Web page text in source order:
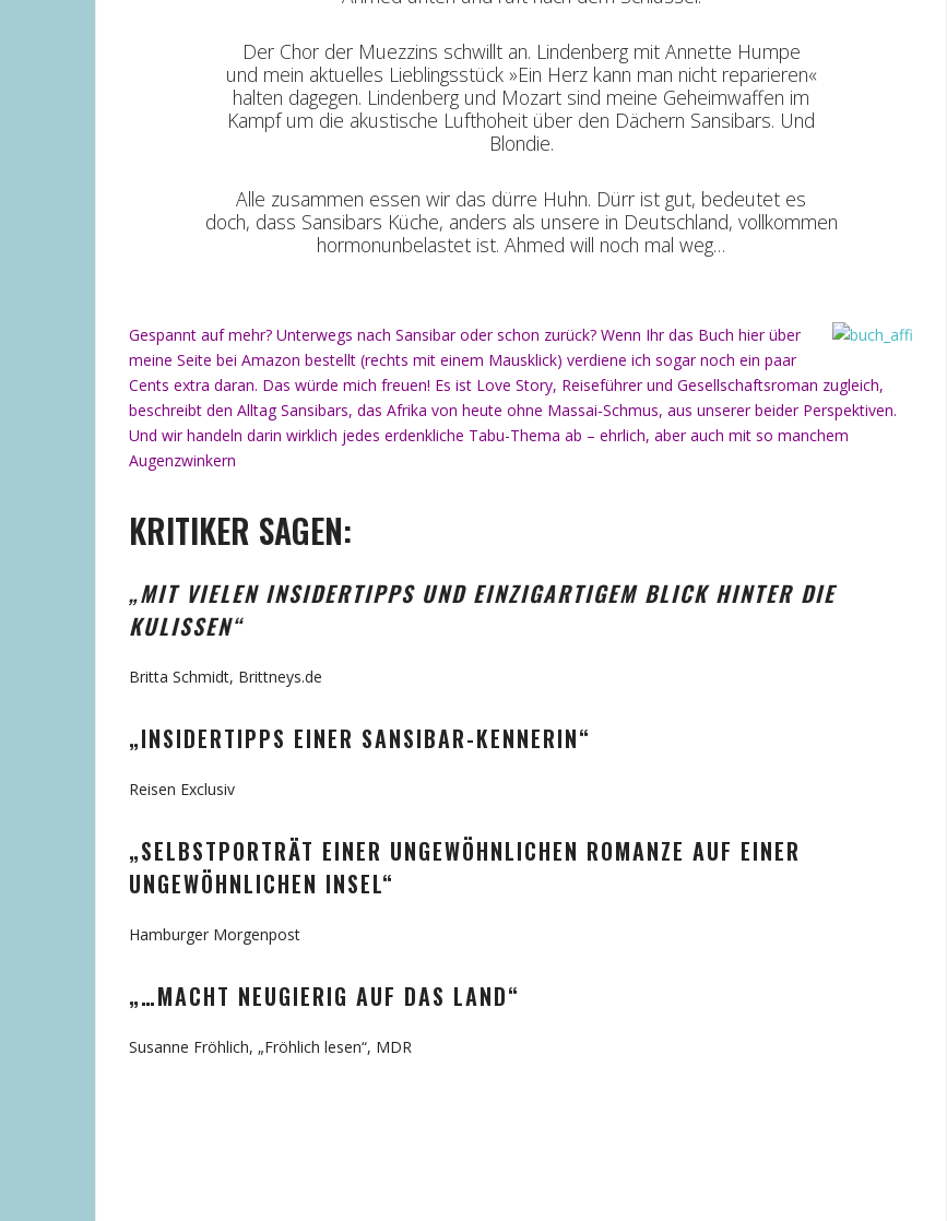
Der Chor der Muezzins schwillt an. Lindenberg mit Annette Humpe
und mein aktuelles Lieblingsstück »Ein Herz kann man nicht reparieren«
halten dagegen. Lindenberg und Mozart sind meine Geheimwaffen im
Kampf um die akustische Lufthoheit über den Dächern Sansibars. Und
Blondie.
Alle zusammen essen wir das dürre Huhn. Dürr ist gut, bedeutet es
doch, dass Sansibars Küche, anders als unsere in Deutschland, vollkommen
hormonunbelastet ist. Ahmed will noch mal weg…
Gespannt auf mehr? Unterwegs nach Sansibar oder schon zurück? Wenn Ihr das Buch hier über
meine Seite bei Amazon bestellt (rechts mit einem Mausklick) verdiene ich sogar noch ein paar
Cents extra daran. Das würde mich freuen! Es ist Love Story, Reiseführer und Gesellschaftsroman zugleich,
beschreibt den Alltag Sansibars, das Afrika von heute ohne Massai-Schmus, aus unserer beider Perspektiven.
Und wir handeln darin wirklich jedes erdenkliche Tabu-Thema ab – ehrlich, aber auch mit so manchem
Augenzwinkern
KRITIKER SAGEN:
„MIT VIELEN INSIDERTIPPS UND EINZIGARTIGEM BLICK HINTER DIE
KULISSEN“
Britta Schmidt, Brittneys.de
„INSIDERTIPPS EINER SANSIBAR-KENNERIN“
Reisen Exclusiv
„SELBSTPORTRÄT EINER UNGEWÖHNLICHEN ROMANZE AUF EINER
UNGEWÖHNLICHEN INSEL“
Hamburger Morgenpost
„…MACHT NEUGIERIG AUF DAS LAND“
Susanne Fröhlich, „Fröhlich lesen“, MDR